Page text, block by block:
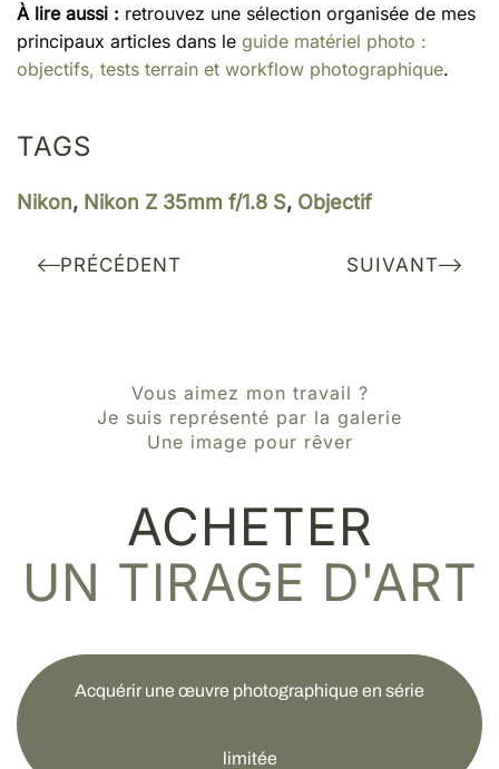
À lire aussi : retrouvez une sélection organisée de mes
principaux articles dans le guide matériel photo :
objectifs, tests terrain et workflow photographique.
TAGS
Nikon, Nikon Z 35mm f/1.8 S, Objectif
PRÉCÉDENT SUIVANT
Vous aimez mon travail ?
Je suis représenté par la galerie
Une image pour rêver
ACHETER
UN TIRAGE D'ART
Acquérir une œuvre photographique en série
limitée